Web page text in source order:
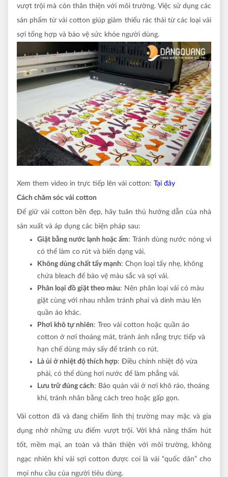
vượt trội mà còn thân thiện với môi trường. Việc sử dụng các
sản phẩm từ vải cotton giúp giảm thiểu rác thải từ các loại vải
sợi tổng hợp và bảo vệ sức khỏe người dùng.
Xem them video in trực tiếp lên vải cotton: Tại đây
Cách chăm sóc vải cotton
Để giữ vải cotton bền đẹp, hãy tuân thủ hướng dẫn của nhà
sản xuất và áp dụng các biện pháp sau:
Giặt bằng nước lạnh hoặc ấm: Tránh dùng nước nóng vì
có thể làm co rút và biến dạng vải.
Không dùng chất tẩy mạnh: Chọn loại tẩy nhẹ, không
chứa bleach để bảo vệ màu sắc và sợi vải.
Phân loại đồ giặt theo màu: Nên phân loại vải có màu
giặt cùng với nhau nhằm tránh phai và dính màu lên
quần áo khác.
Phơi khô tự nhiên: Treo vải cotton hoặc quần áo
cotton ở nơi thoáng mát, tránh ánh nắng trực tiếp và
hạn chế dùng máy sấy để tránh co rút.
Là ủi ở nhiệt độ thích hợp: Điều chỉnh nhiệt độ vừa
phải, có thể dùng hơi nước để làm phẳng vải.
Lưu trữ đúng cách: Bảo quản vải ở nơi khô ráo, thoáng
khí, tránh nhăn bằng cách treo hoặc gấp gọn.
Vải cotton đã và đang chiếm lĩnh thị trường may mặc và gia
dụng nhờ những ưu điểm vượt trội. Với khả năng thấm hút
tốt, mềm mại, an toàn và thân thiện với môi trường, không
ngạc nhiên khi vải sợi cotton được coi là vải “quốc dân” cho
mọi nhu cầu của người tiêu dùng.